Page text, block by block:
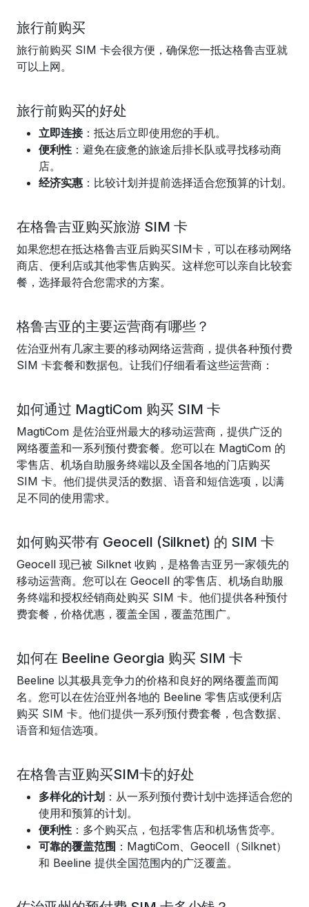
旅行前购买
旅行前购买 SIM 卡会很方便，确保您一抵达格鲁吉亚就
可以上网。
旅行前购买的好处
立即连接：抵达后立即使用您的手机。
便利性 ：避免在疲惫的旅途后排长队或寻找移动商
店。
经济实惠 ：比较计划并提前选择适合您预算的计划。
在格鲁吉亚购买旅游 SIM 卡
如果您想在抵达格鲁吉亚后购买SIM卡，可以在移动网络
商店、便利店或其他零售店购买。这样您可以亲自比较套
餐，选择最符合您需求的方案。
格鲁吉亚的主要运营商有哪些？
佐治亚州有几家主要的移动网络运营商，提供各种预付费
SIM 卡套餐和数据包。让我们仔细看看这些运营商：
如何通过 MagtiCom 购买 SIM 卡
MagtiCom 是佐治亚州最大的移动运营商，提供广泛的
网络覆盖和一系列预付费套餐。您可以在 MagtiCom 的
零售店、机场自助服务终端以及全国各地的门店购买
SIM 卡。他们提供灵活的数据、语音和短信选项，以满
足不同的使用需求。
如何购买带有 Geocell (Silknet) 的 SIM 卡
Geocell 现已被 Silknet 收购，是格鲁吉亚另一家领先的
移动运营商。您可以在 Geocell 的零售店、机场自助服
务终端和授权经销商处购买 SIM 卡。他们提供各种预付
费套餐，价格优惠，覆盖全国，覆盖范围广。
如何在 Beeline Georgia 购买 SIM 卡
Beeline 以其极具竞争力的价格和良好的网络覆盖而闻
名。您可以在佐治亚州各地的 Beeline 零售店或便利店
购买 SIM 卡。他们提供一系列预付费套餐，包含数据、
语音和短信选项。
在格鲁吉亚购买SIM卡的好处
多样化的计划 ：从一系列预付费计划中选择适合您的
使用和预算的计划。
便利性 ：多个购买点，包括零售店和机场售货亭。
可靠的覆盖范围 ：MagtiCom、Geocell（Silknet）
和 Beeline 提供全国范围内的广泛覆盖。